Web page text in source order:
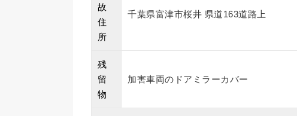
故
住
所
千葉県富津市桜井 県道163道路上
残
留
物
加害車両のドアミラーカバー